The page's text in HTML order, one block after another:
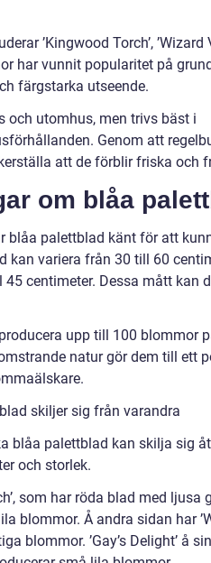
’Kingwood Torch’, ’Wizard
har vunnit popularitet på
färgstarka utseende.
och utomhus, men trivs bäst i
Genom att
att de förblir friska och
om blåa
blåa palettblad känt för att
kan variera från 30 till 60
centimeter. Dessa mått kan
upp till 100 blommor
natur gör dem till ett
skiljer sig från varandra
blåa palettblad kan skilja sig
och storlek.
som har röda blad med ljusa
blommor. Å andra sidan har
blommor. ’Gay’s Delight’ å